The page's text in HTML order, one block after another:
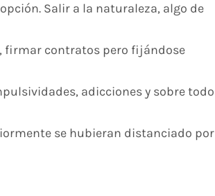
Salir a la naturaleza, algo de
firmar contratos pero fijándose
adicciones y sobre todo
se hubieran distanciado por